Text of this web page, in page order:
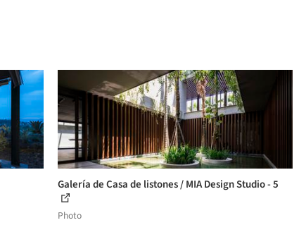
Galería de Casa de listones / MIA Design Studio - 5
Photo